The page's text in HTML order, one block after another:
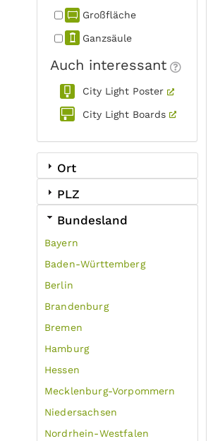
Großfläche
Ganzsäule
Auch interessant
City Light Poster
City Light Boards
Ort
PLZ
Bundesland
Bayern
Baden-Württemberg
Berlin
Brandenburg
Bremen
Hamburg
Hessen
Mecklenburg-Vorpommern
Niedersachsen
Nordrhein-Westfalen